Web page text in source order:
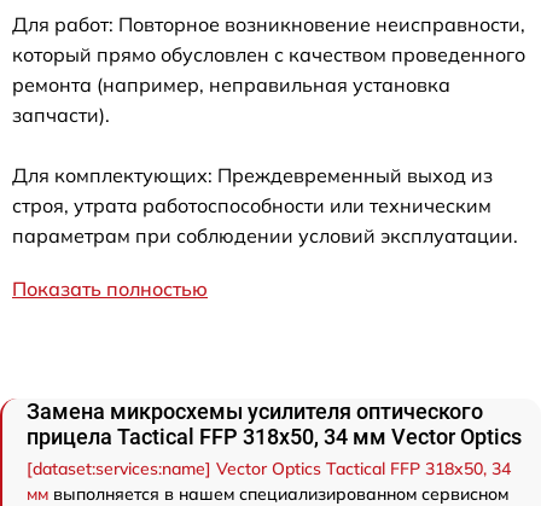
Для работ: Повторное возникновение неисправности,
который прямо обусловлен с качеством проведенного
ремонта (например, неправильная установка
запчасти).
Для комплектующих: Преждевременный выход из
строя, утрата работоспособности или техническим
параметрам при соблюдении условий эксплуатации.
Показать полностью
Замена микросхемы усилителя оптического
прицела Tactical FFP 318x50, 34 мм Vector Optics
[dataset:services:name] Vector Optics Tactical FFP 318x50, 34
мм выполняется в нашем специализированном сервисном